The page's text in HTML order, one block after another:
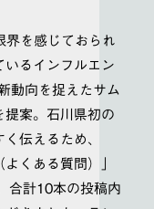
を感じておられ
るインフルエン
動向を捉えたサム
案。石川県初の
伝えるため、
くある質問）」
合計10本の投稿内